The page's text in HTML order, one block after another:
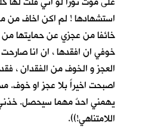
استشهادها ! لم اكن اخاف من
خائفا من عجزي عن حمايتها من
خوفي ان افقدها ، ان انا
العجز و الخوف من الفقدان ،
اصبحت اخيراً بلا عجزٍ او خوف.
يهمني احدٌ مهما سيحصل. خذني
اللامتناهي!)).